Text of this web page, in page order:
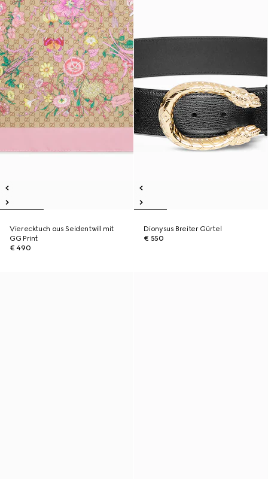
Vierecktuch aus Seidentwill mit
GG Print
€ 490
Dionysus Breiter Gürtel
€ 550